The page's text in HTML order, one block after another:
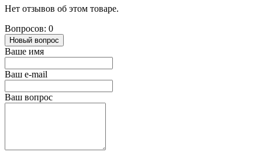
Нет отзывов об этом товаре.
Вопросов: 0
Новый вопрос
Ваше имя
Ваш e-mail
Ваш вопрос